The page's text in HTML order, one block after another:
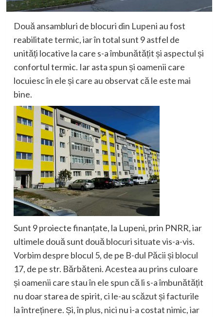
Două ansambluri de blocuri din Lupeni au fost
reabilitate termic, iar în total sunt 9 astfel de
unități locative la care s-a îmbunătățit și aspectul și
confortul termic. Iar asta spun și oamenii care
locuiesc în ele și care au observat că le este mai
bine.
Sunt 9 proiecte finanțate, la Lupeni, prin PNRR, iar
ultimele două sunt două blocuri situate vis-a-vis.
Vorbim despre blocul 5, de pe B-dul Păcii și blocul
17, de pe str. Bărbăteni. Acestea au prins culoare
și oamenii care stau în ele spun că li s-a îmbunătățit
nu doar starea de spirit, ci le-au scăzut și facturile
la întreținere. Și, în plus, nici nu i-a costat nimic, iar